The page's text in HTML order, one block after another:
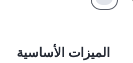
الميزات الأساسية